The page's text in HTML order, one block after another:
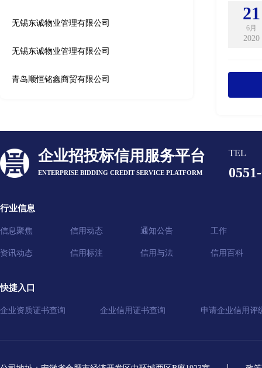
无锡东诚物业管理有限公司
无锡东诚物业管理有限公司
青岛顺恒铭鑫商贸有限公司
21
6月
2020
企业招投标信用服务平台
ENTERPRISE BIDDING CREDIT SERVICE PLATFORM
TEL
行业信息
信息聚焦 信用动态 通知公告 工作
资讯动态 信用标注 信用与法 信用百科
快捷入口
企业资质证书查询 企业信用证书查询 申请企业信用评